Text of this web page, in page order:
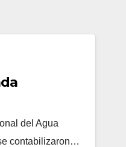
del Agua
contabilizaron…